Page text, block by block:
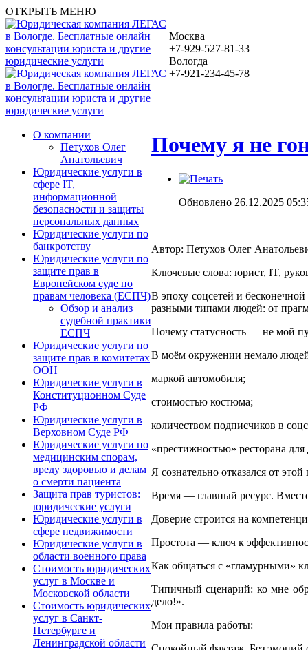
ОТКРЫТЬ МЕНЮ
Москва
+7-929-527-81-33
Вологда
+7-921-234-45-78
О компании
Петухов Олег
Анатольевич
Юридические услуги в
сфере IT,
информационной
безопасности и защиты
персональных данных
Юридические услуги по
банкротству
Юридические услуги по
защите прав в
Европейском суде по
правам человека (ЕСПЧ)
Обзор и анализ
судебной практики
ЕСПЧ
Юридические услуги по
защите прав в комитетах
ООН
Юридические услуги в
Конституционном Суде
РФ
Юридические услуги в
Верховном Суде РФ
Юридические услуги по
медицинским спорам,
вреду здоровью и делам
о смерти пациента
Защита прав туристов:
юридические услуги
Юридические услуги в
сфере недвижимости
Юридические услуги в
области военного права
Стоимость юридических
услуг в Москве и
Московской области
Стоимость юридических
услуг в Санкт-
Петербурге и
Ленинградской области
Почему я не
Обновлено 26.12.2025
Автор: Петухов Олег
Ключевые слова: юрист, IT,
В эпоху соцсетей и
разными типами людей: от
Почему статусность — не мой
В моём окружении немало
маркой автомобиля;
стоимостью костюма;
количеством подписчиков в
«престижностью» ресторана
Я сознательно отказался от
Время — главный ресурс.
Доверие строится на
Простота — ключ к
Как общаться с «гламурными»
Типичный сценарий: ко мне
дело!».
Мои правила работы: